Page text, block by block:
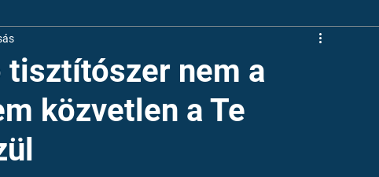
Patrónus Program
nem a
közvetlen a Te